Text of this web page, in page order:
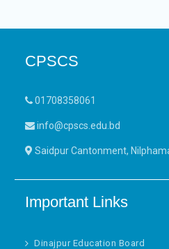
CPSCS
01708358061
info@cpscs.edu.bd
Saidpur Cantonment,
Important Links
Dinajpur Education Board